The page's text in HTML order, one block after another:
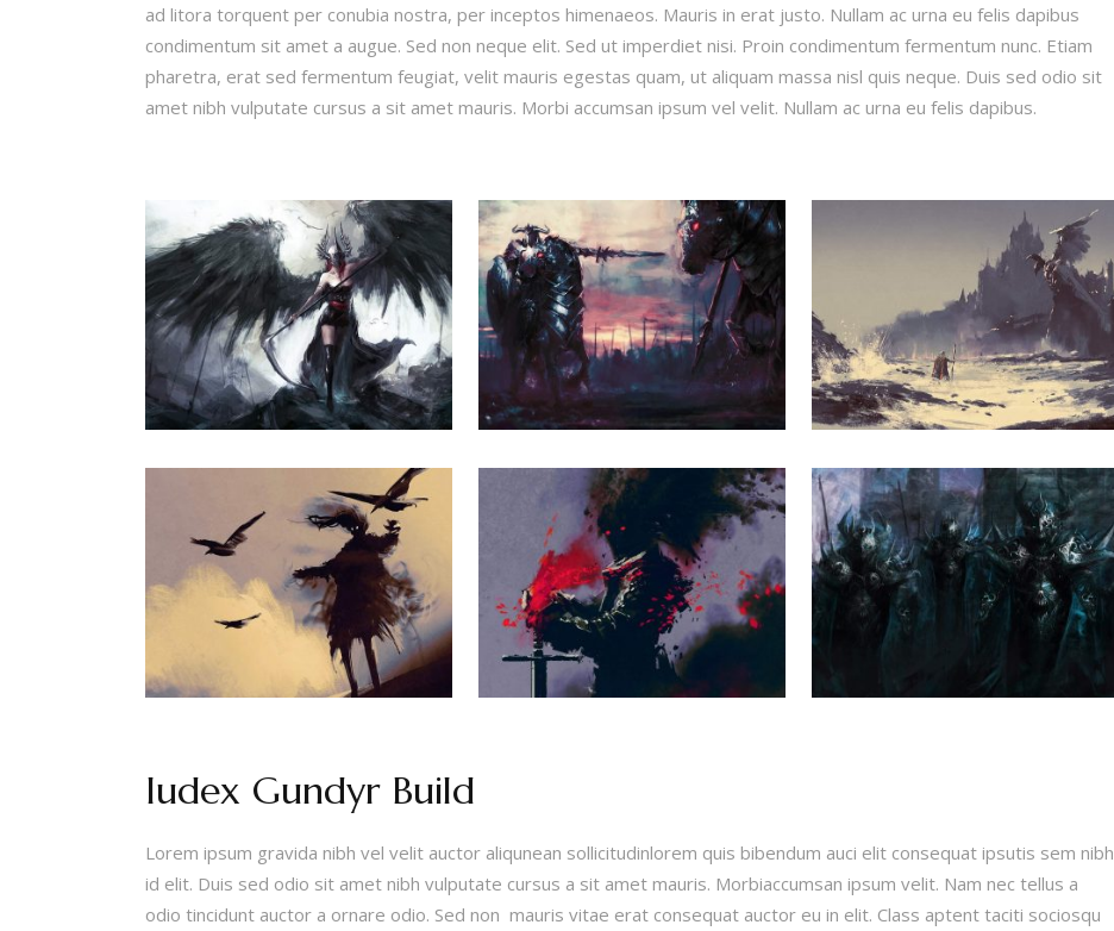
ad litora torquent per conubia nostra, per inceptos himenaeos. Mauris in erat justo. Nullam ac urna eu felis dapibus
condimentum sit amet a augue. Sed non neque elit. Sed ut imperdiet nisi. Proin condimentum fermentum nunc. Etiam
pharetra, erat sed fermentum feugiat, velit mauris egestas quam, ut aliquam massa nisl quis neque. Duis sed odio sit
amet nibh vulputate cursus a sit amet mauris. Morbi accumsan ipsum vel velit. Nullam ac urna eu felis dapibus.
Iudex Gundyr Build
Lorem ipsum gravida nibh vel velit auctor aliqunean sollicitudinlorem quis bibendum auci elit consequat ipsutis sem nibh
id elit. Duis sed odio sit amet nibh vulputate cursus a sit amet mauris. Morbiaccumsan ipsum velit. Nam nec tellus a
odio tincidunt auctor a ornare odio. Sed non mauris vitae erat consequat auctor eu in elit. Class aptent taciti sociosqu